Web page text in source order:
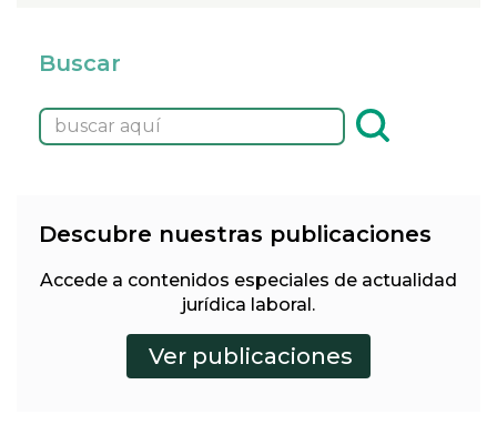
Buscar
Descubre nuestras publicaciones
Accede a contenidos especiales de actualidad
jurídica laboral.